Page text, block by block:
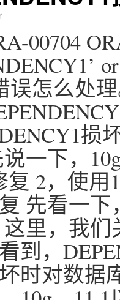
00704
误怎么处
一下，
2，使用
先看一
里，我们
到，
时对数据